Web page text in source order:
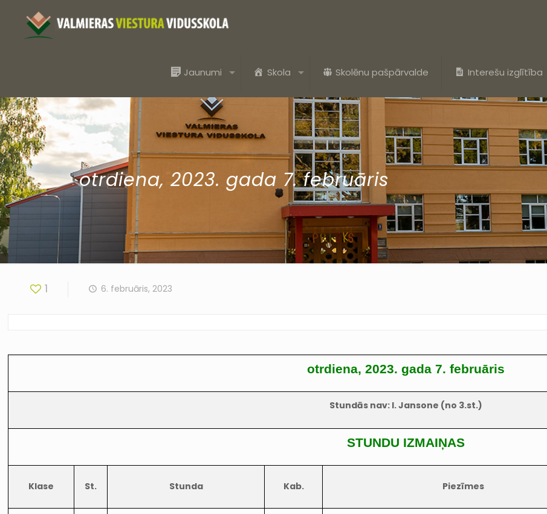
Jaunumi Skola Skolēnu pašpārvalde Interešu izglītība
otrdiena, 2023. gada 7. februāris
1 6. februāris, 2023
otrdiena, 2023. gada 7. februāris
Stundās nav: I. Jansone (no 3.st.)
STUNDU IZMAIŅAS
Klase St. Stunda Kab. Piezīmes